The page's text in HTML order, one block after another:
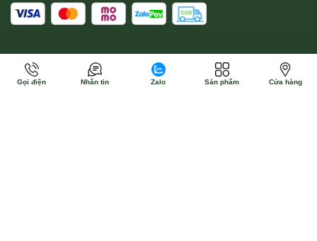
Gọi điện Nhắn tin Zalo Sản phẩm Cửa hàng